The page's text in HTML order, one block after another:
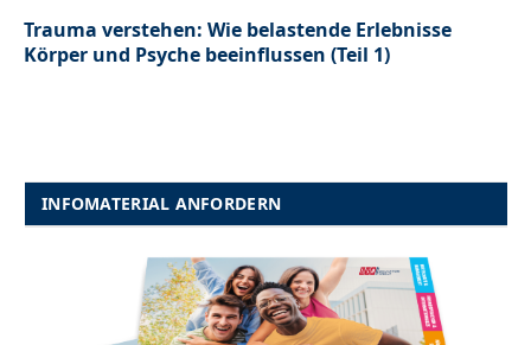
Trauma verstehen: Wie belastende Erlebnisse
Körper und Psyche beeinflussen (Teil 1)
INFOMATERIAL ANFORDERN